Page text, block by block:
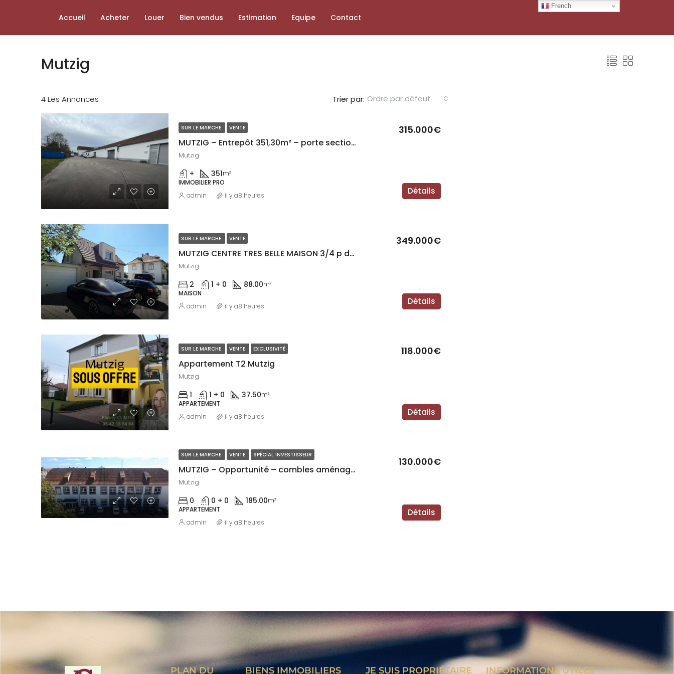
Accueil Acheter Louer Bien vendus Estimation Equipe Contact
Mutzig
4 Les Annonces Trier par: Ordre par défaut
SUR LE MARCHE VENTE
MUTZIG – Entrepôt 351,30m² – porte sectionnelle motorisée
315.000€
Mutzig
+ 351m²
IMMOBILIER PRO
Détails
admin il y a8 heures
SUR LE MARCHE VENTE
MUTZIG CENTRE TRES BELLE MAISON 3/4 p de 90m² 2019
349.000€
Mutzig
2 1 + 0 88.00m²
MAISON
Détails
admin il y a8 heures
SUR LE MARCHE VENTE EXCLUSIVITÉ
Appartement T2 Mutzig
118.000€
Mutzig
1 1 + 0 37.50m²
APPARTEMENT
Détails
admin il y a8 heures
SUR LE MARCHE VENTE SPÉCIAL INVESTISSEUR
MUTZIG – Opportunité – combles aménageables – 285m² au sol
130.000€
Mutzig
0 0 + 0 185.00m²
APPARTEMENT
Détails
admin il y a8 heures
PLAN DU
BIENS IMMOBILIERS JE SUIS PROPRIÉTAIRE INFORMATIONS UTILES
French